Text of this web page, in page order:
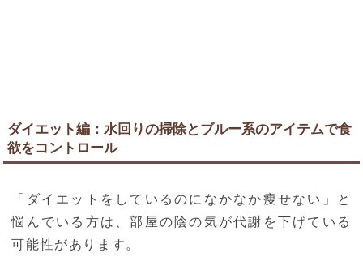
ダイエット編：水回りの掃除とブルー系のアイテムで食
欲をコントロール
「ダイエットをしているのになかなか痩せない」と
悩んでいる方は、部屋の陰の気が代謝を下げている
可能性があります。